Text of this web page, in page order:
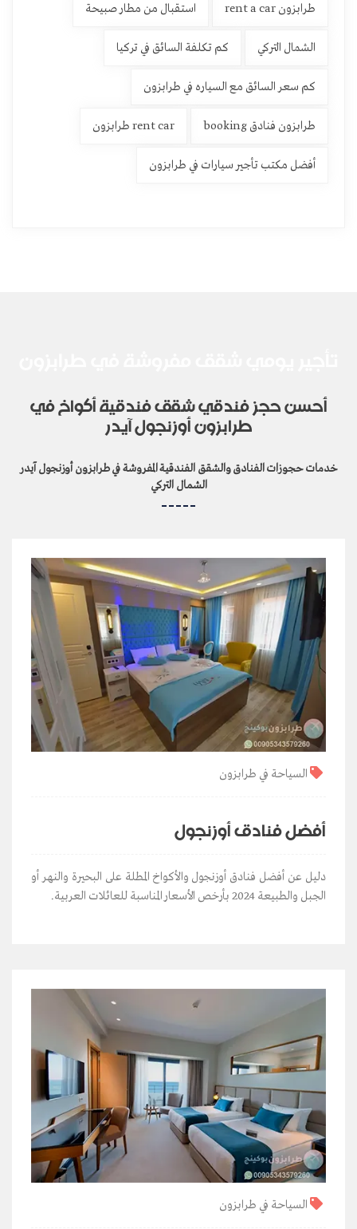
طرابزون rent a car استقبال من مطار صبيحة
الشمال التركي كم تكلفة السائق في تركيا
كم سعر السائق مع السياره في طرابزون
طرابزون فنادق booking rent car طرابزون
أفضل مكتب تأجير سيارات في طرابزون
أحسن حجز فندقي شقق فندقية أكواخ في
طرابزون أوزنجول آيدر
خدمات حجوزات الفنادق والشقق الفندقية المفروشة في طرابزون أوزنجول آيدر
الشمال التركي
السياحة في طرابزون
أفضل فنادق أوزنجول
دليل عن أفضل فنادق أوزنجول والأكواخ المطلة على البحيرة والنهر أو
الجبل والطبيعة 2024 بأرخص الأسعار المناسبة للعائلات العربية.
السياحة في طرابزون